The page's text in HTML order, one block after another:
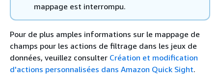
mappage est interrompu.
Pour de plus amples informations sur le mappage de
champs pour les actions de filtrage dans les jeux de
données, veuillez consulter Création et modification
d'actions personnalisées dans Amazon Quick Sight.